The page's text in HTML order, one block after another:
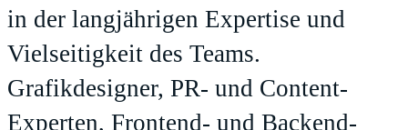
in der langjährigen Expertise und
Vielseitigkeit des Teams.
Grafikdesigner, PR- und Content-
Experten, Frontend- und Backend-